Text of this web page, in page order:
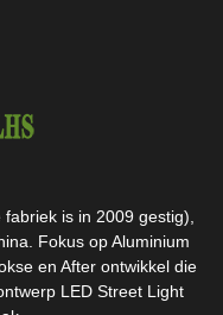
is in 2009 gestig),
Fokus op Aluminium
en After ontwikkel die
LED Street Light